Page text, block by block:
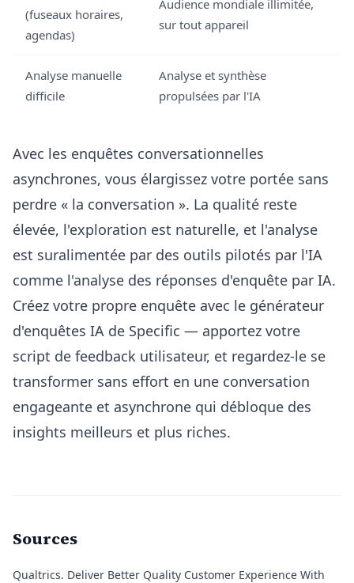
(fuseaux horaires,
agendas)
Audience mondiale illimitée,
sur tout appareil
Analyse manuelle
difficile
Analyse et synthèse
propulsées par l'IA
Avec les enquêtes conversationnelles
asynchrones, vous élargissez votre portée sans
perdre « la conversation ». La qualité reste
élevée, l'exploration est naturelle, et l'analyse
est suralimentée par des outils pilotés par l'IA
comme l'analyse des réponses d'enquête par IA.
Créez votre propre enquête avec le générateur
d'enquêtes IA de Specific — apportez votre
script de feedback utilisateur, et regardez-le se
transformer sans effort en une conversation
engageante et asynchrone qui débloque des
insights meilleurs et plus riches.
Sources
Qualtrics. Deliver Better Quality Customer Experience With